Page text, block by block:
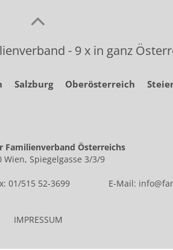
- 9 x in ganz
Salzburg Oberösterreich
Familienverband Österreichs
Wien, Spiegelgasse 3/3/9
01/515 52-3699 E-Mail:
IMPRESSUM